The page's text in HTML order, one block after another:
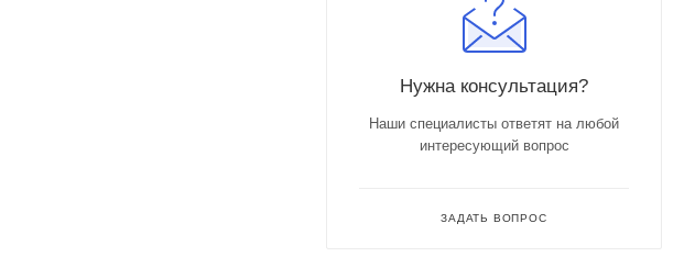
Нужна консультация?
Наши специалисты ответят на любой
интересующий вопрос
ЗАДАТЬ ВОПРОС